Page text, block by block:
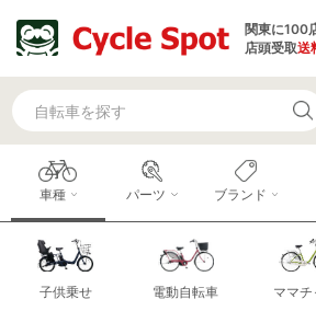
関東に100
店頭受取送
車種
子供乗せ 電動自転車 ママチ
パーツ ブランド